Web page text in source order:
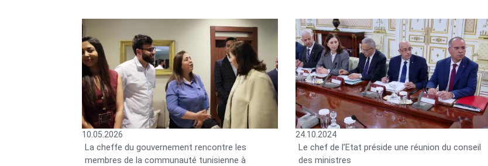
10.05.2026
La cheffe du gouvernement rencontre les
membres de la communauté tunisienne à
24.10.2024
Le chef de l’Etat préside une réunion du conseil
des ministres